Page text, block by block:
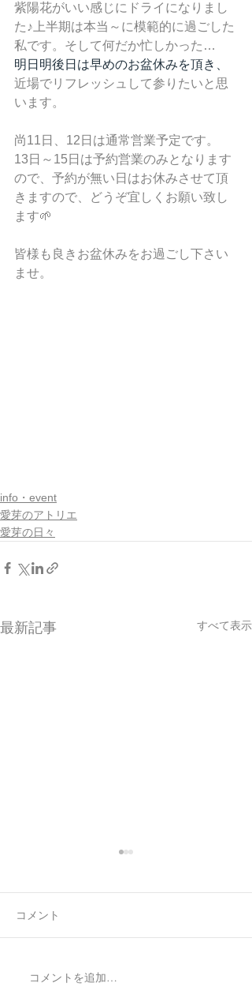
紫陽花がいい感じにドライになりまし
た♪上半期は本当～に模範的に過ごした
私です。そして何だか忙しかった…
明日明後日は早めのお盆休みを頂き、
近場でリフレッシュして参りたいと思
います。
尚11日、12日は通常営業予定です。
13日～15日は予約営業のみとなります
ので、予約が無い日はお休みさせて頂
きますので、どうぞ宜しくお願い致し
ます🌱
皆様も良きお盆休みをお過ごし下さい
ませ。
info・event
愛芽のアトリエ
愛芽の日々
最新記事 すべて表示
7月最後の日録
コメント
コメントを追加…